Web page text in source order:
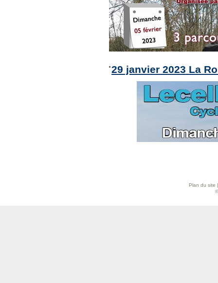
29 janvier 2023 La
Plan du site